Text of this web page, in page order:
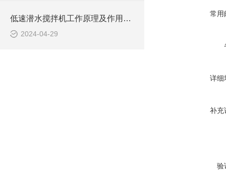
低速潜水搅拌机工作原理及作用特点、安装图、CAD结构图
2024-04-29
常用
详细
补充
验